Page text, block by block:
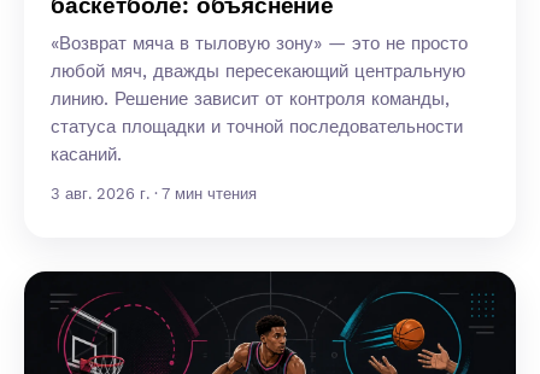
баскетболе: объяснение
«Возврат мяча в тыловую зону» — это не просто
любой мяч, дважды пересекающий центральную
линию. Решение зависит от контроля команды,
статуса площадки и точной последовательности
касаний.
3 авг. 2026 г. · 7 мин чтения